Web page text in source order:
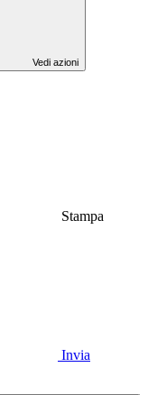
Vedi azioni
Stampa
Invia